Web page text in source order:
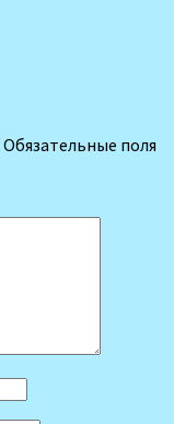
Обязательные поля